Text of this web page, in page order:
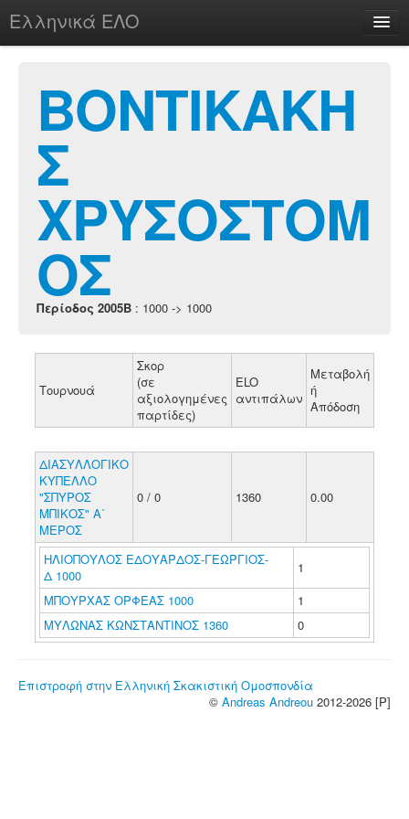
Ελληνικά ΕΛΟ
chesstu.be @ discord
Login
ΒΟΝΤΙΚΑΚΗ
Σ
ΧΡΥΣΟΣΤΟΜ
ΟΣ
Περίοδος 2005B : 1000 -> 1000
Τουρνουά
Σκορ
(σε
αξιολογημένες
παρτίδες)
ELO
αντιπάλων
Μεταβολή
ή
Απόδοση
ΔΙΑΣΥΛΛΟΓΙΚΟ
ΚΥΠΕΛΛΟ
"ΣΠΥΡΟΣ
ΜΠΙΚΟΣ" Α΄
ΜΕΡΟΣ
0 / 0 1360 0.00
ΗΛΙΟΠΟΥΛΟΣ ΕΔΟΥΑΡΔΟΣ-ΓΕΩΡΓΙΟΣ-
Δ 1000
1
ΜΠΟΥΡΧΑΣ ΟΡΦΕΑΣ 1000
1
ΜΥΛΩΝΑΣ ΚΩΝΣΤΑΝΤΙΝΟΣ 1360
0
Επιστροφή στην Ελληνική Σκακιστική Ομοσπονδία
© Andreas Andreou 2012-2026 [P]